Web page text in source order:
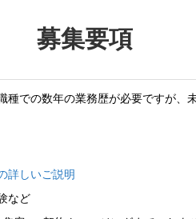
募集要項
種での数年の業務歴が必要ですが
詳しいご説明
など